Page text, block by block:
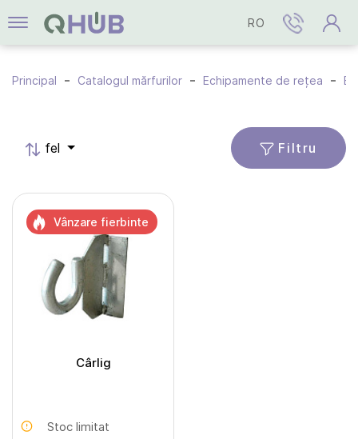
RO
Principal Catalogul mărfurilor Echipamente de rețea
fel Filtru
Cârlig
Stoc limitat
Vânzare fierbinte